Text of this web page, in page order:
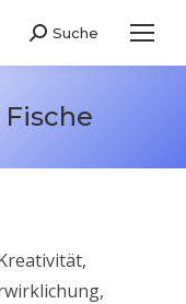
Search:
Suche